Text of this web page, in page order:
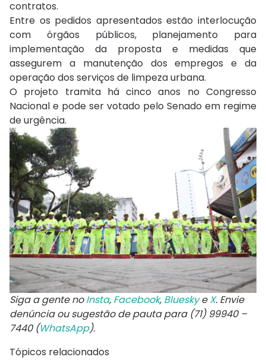
contratos.
Entre os pedidos apresentados estão interlocução
com órgãos públicos, planejamento para
implementação da proposta e medidas que
assegurem a manutenção dos empregos e da
operação dos serviços de limpeza urbana.
O projeto tramita há cinco anos no Congresso
Nacional e pode ser votado pelo Senado em regime
de urgência.
Siga a gente noInsta, Facebook, BlueskyeX. Envie
denúncia ou sugestão de pauta para (71) 99940 –
7440 (WhatsApp).
Tópicos relacionados